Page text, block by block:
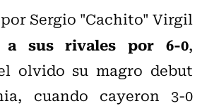
Sergio "Cachito" Virgil
a sus rivales por 6-0,
olvido su magro debut
cuando cayeron 3-0